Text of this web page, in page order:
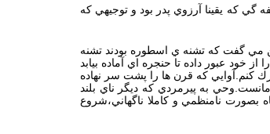
گي كه يقينا آرزوي پدر بود و توجيهي كه
مي گفت كه تشنه ي اسطوره بودند تشنه
عبور داده تا حنجره اي آماده بيابد
كنم.آوايي كه قرن ها را پشت سر نهاده
به پيرمردي كه ديگر ناي بلند
نامنظمي و كاملا ناگهاني،شروع